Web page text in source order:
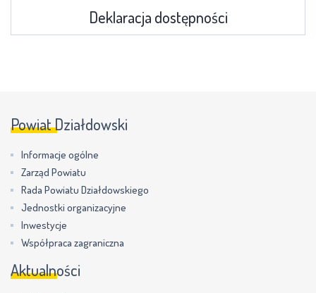
Deklaracja dostępności
Powiat Działdowski
Informacje ogólne
Zarząd Powiatu
Rada Powiatu Działdowskiego
Jednostki organizacyjne
Inwestycje
Współpraca zagraniczna
Aktualności